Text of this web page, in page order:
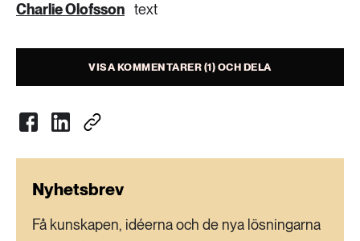
Charlie Olofsson text
VISA KOMMENTARER (1) OCH DELA
Nyhetsbrev
Få kunskapen, idéerna och de nya lösningarna